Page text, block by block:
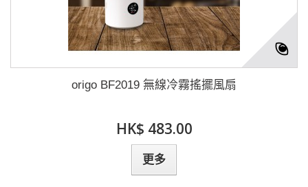
origo BF2019 無線冷霧搖擺風扇
HK$ 483.00
更多